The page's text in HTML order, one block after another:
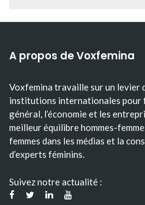
A propos de Voxfemina
Voxfemina travaille sur un levier
institutions internationales pour
général, l’économie et les
meilleur équilibre hommes-
femmes dans les médias et la
d’experts féminins.
Suivez notre actualité :